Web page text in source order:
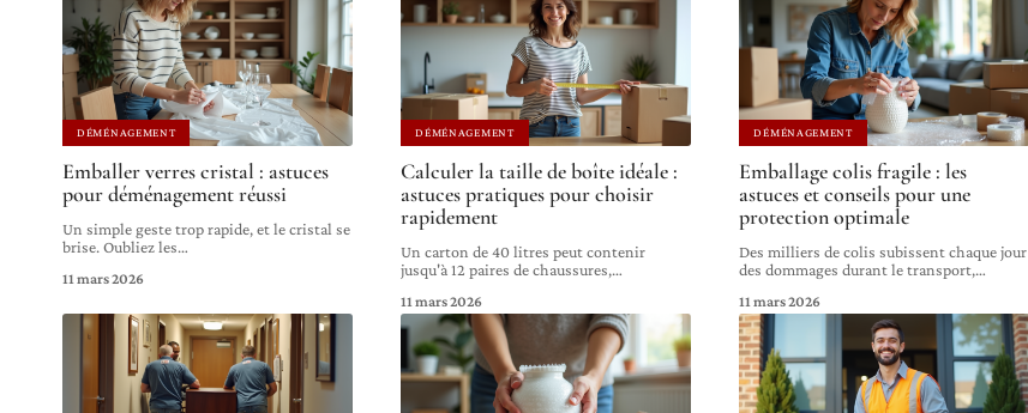
DÉMÉNAGEMENT
Emballer verres cristal : astuces
pour déménagement réussi
Un simple geste trop rapide, et le cristal se
brise. Oubliez les…
11 mars 2026
DÉMÉNAGEMENT
Calculer la taille de boîte idéale :
astuces pratiques pour choisir
rapidement
Un carton de 40 litres peut contenir
jusqu'à 12 paires de chaussures,…
11 mars 2026
DÉMÉNAGEMENT
Emballage colis fragile : les
astuces et conseils pour une
protection optimale
Des milliers de colis subissent chaque jour
des dommages durant le transport,…
11 mars 2026